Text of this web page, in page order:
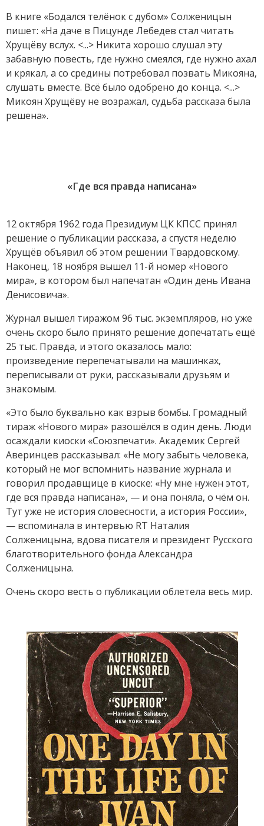
В книге «Бодался телёнок с дубом» Солженицын
пишет: «На даче в Пицунде Лебедев стал читать
Хрущёву вслух. <...> Никита хорошо слушал эту
забавную повесть, где нужно смеялся, где нужно ахал
и крякал, а со средины потребовал позвать Микояна,
слушать вместе. Всё было одобрено до конца. <...>
Микоян Хрущёву не возражал, судьба рассказа была
решена».
«Где вся правда написана»
12 октября 1962 года Президиум ЦК КПСС принял
решение о публикации рассказа, а спустя неделю
Хрущёв объявил об этом решении Твардовскому.
Наконец, 18 ноября вышел 11-й номер «Нового
мира», в котором был напечатан «Один день Ивана
Денисовича».
Журнал вышел тиражом 96 тыс. экземпляров, но уже
очень скоро было принято решение допечатать ещё
25 тыс. Правда, и этого оказалось мало:
произведение перепечатывали на машинках,
переписывали от руки, рассказывали друзьям и
знакомым.
«Это было буквально как взрыв бомбы. Громадный
тираж «Нового мира» разошёлся в один день. Люди
осаждали киоски «Союзпечати». Академик Сергей
Аверинцев рассказывал: «Не могу забыть человека,
который не мог вспомнить название журнала и
говорил продавщице в киоске: «Ну мне нужен этот,
где вся правда написана», — и она поняла, о чём он.
Тут уже не история словесности, а история России»,
— вспоминала в интервью RT Наталия
Солженицына, вдова писателя и президент Русского
благотворительного фонда Александра
Солженицына.
Очень скоро весть о публикации облетела весь мир.